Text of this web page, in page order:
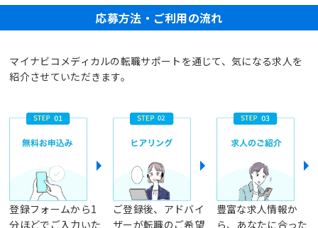
応募方法・ご利用の流れ
マイナビコメディカルの転職サポートを通じて、気になる求人を
紹介させていただきます。
登録フォームから1
分ほどでご入力いた
ご登録後、アドバイ
ザーが転職のご希望
豊富な求人情報か
ら、あなたに合った